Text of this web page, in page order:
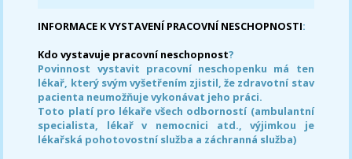
INFORMACE K VYSTAVENÍ PRACOVNÍ NESCHOPNOSTI:
Kdo vystavuje pracovní neschopnost?
Povinnost vystavit pracovní neschopenku má ten
lékař, který svým vyšetřením zjistil, že zdravotní stav
pacienta neumožňuje vykonávat jeho práci.
Toto platí pro lékaře všech odborností (ambulantní
specialista, lékař v nemocnici atd., výjimkou je
lékařská pohotovostní služba a záchranná služba)